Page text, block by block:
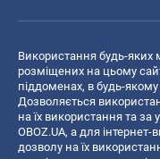
Використання будь-яких
розміщених на цьому
піддоменах, в будь-
Дозволяється
на їх використання та
OBOZ.UA, а для
дозволу на їх